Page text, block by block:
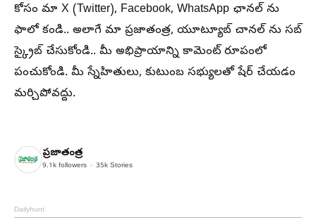
కోసం మా X (Twitter), Facebook, WhatsApp ఛానల్ ను
ఫాలో కండి.. అలాగే మా ప్రజాతంత్ర, యూట్యూబ్ చానల్ ను సబ్
స్క్రైబ్ చేసుకోండి.. మీ అభిప్రాయాన్ని కామెంట్ రూపంలో
పంచుకోండి. మీ స్నేహితులు, కుటుంబ సభ్యులతో షేర్ చేయడం
మర్చిపోవద్దు.
ప్రజాతంత్ర
9.1k followers 35k Stories
Dailyhunt